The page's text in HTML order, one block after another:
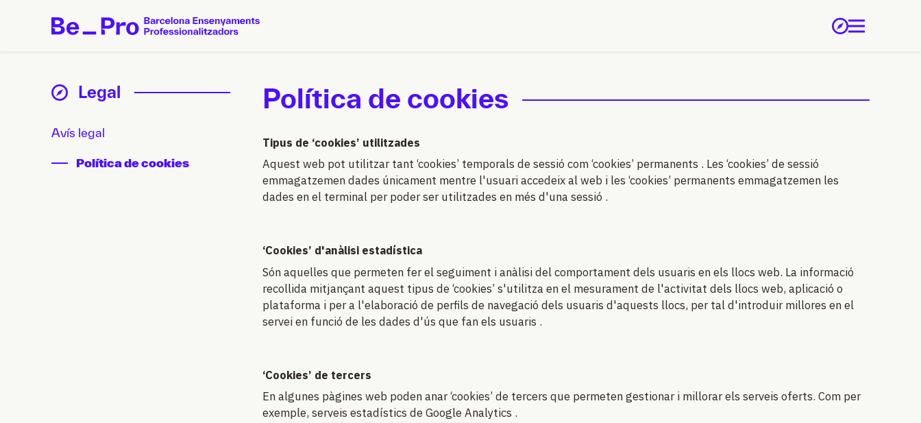
Legal
Avís legal
Política de cookies
Política de cookies
Tipus de ‘cookies’ utilitzades
Aquest web pot utilitzar tant ‘cookies’ temporals de sessió com ‘cookies’ permanents . Les ‘cookies’ de sessió
emmagatzemen dades únicament mentre l'usuari accedeix al web i les ‘cookies’ permanents emmagatzemen les
dades en el terminal per poder ser utilitzades en més d'una sessió .
‘Cookies’ d'anàlisi estadística
Són aquelles que permeten fer el seguiment i anàlisi del comportament dels usuaris en els llocs web. La informació
recollida mitjançant aquest tipus de ‘cookies’ s'utilitza en el mesurament de l'activitat dels llocs web, aplicació o
plataforma i per a l'elaboració de perfils de navegació dels usuaris d'aquests llocs, per tal d'introduir millores en el
servei en funció de les dades d'ús que fan els usuaris .
‘Cookies’ de tercers
En algunes pàgines web poden anar ‘cookies’ de tercers que permeten gestionar i millorar els serveis oferts. Com per
exemple, serveis estadístics de Google Analytics .